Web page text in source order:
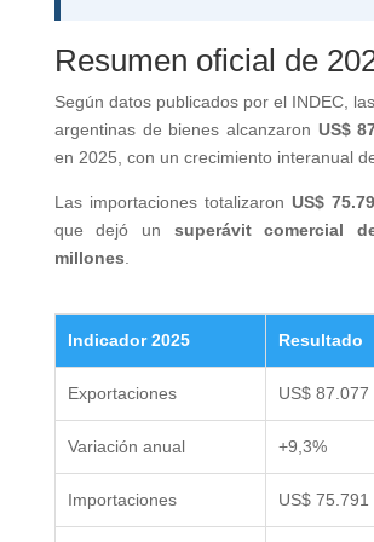
Resumen oficial de
Según datos publicados por el INDEC,
argentinas de bienes alcanzaron US$
en 2025, con un crecimiento interanual
Las importaciones totalizaron US$
que dejó un superávit comercial
millones
Indicador 2025 Resultado
Exportaciones US$ 87.077
Variación anual +9,3%
Importaciones US$ 75.791